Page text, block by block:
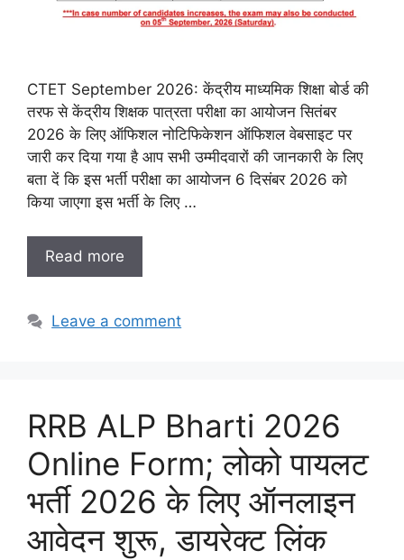
CTET September 2026: केंद्रीय माध्यमिक शिक्षा बोर्ड की
तरफ से केंद्रीय शिक्षक पात्रता परीक्षा का आयोजन सितंबर
2026 के लिए ऑफिशल नोटिफिकेशन ऑफिशल वेबसाइट पर
जारी कर दिया गया है आप सभी उम्मीदवारों की जानकारी के लिए
बता दें कि इस भर्ती परीक्षा का आयोजन 6 दिसंबर 2026 को
किया जाएगा इस भर्ती के लिए …
Read more
Leave a comment
RRB ALP Bharti 2026
Online Form; लोको पायलट
भर्ती 2026 के लिए ऑनलाइन
आवेदन शुरू, डायरेक्ट लिंक